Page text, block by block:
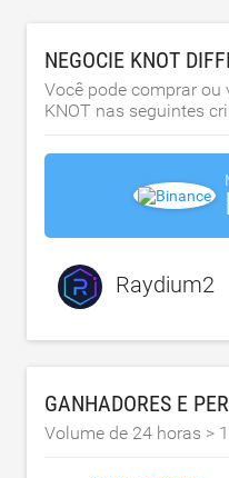
NEGOCIE KNOT
Você pode comprar ou
KNOT nas seguintes
Raydium2
GANHADORES E
Volume de 24 horas >